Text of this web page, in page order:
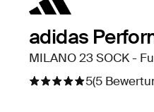
adidas
MILANO 23 SOCK -
5(5